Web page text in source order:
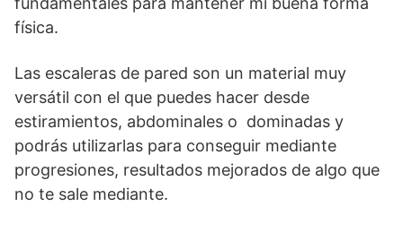
física.
Las escaleras de pared son un material muy
versátil con el que puedes hacer desde
estiramientos, abdominales o dominadas y
podrás utilizarlas para conseguir mediante
progresiones, resultados mejorados de algo que
no te sale mediante.